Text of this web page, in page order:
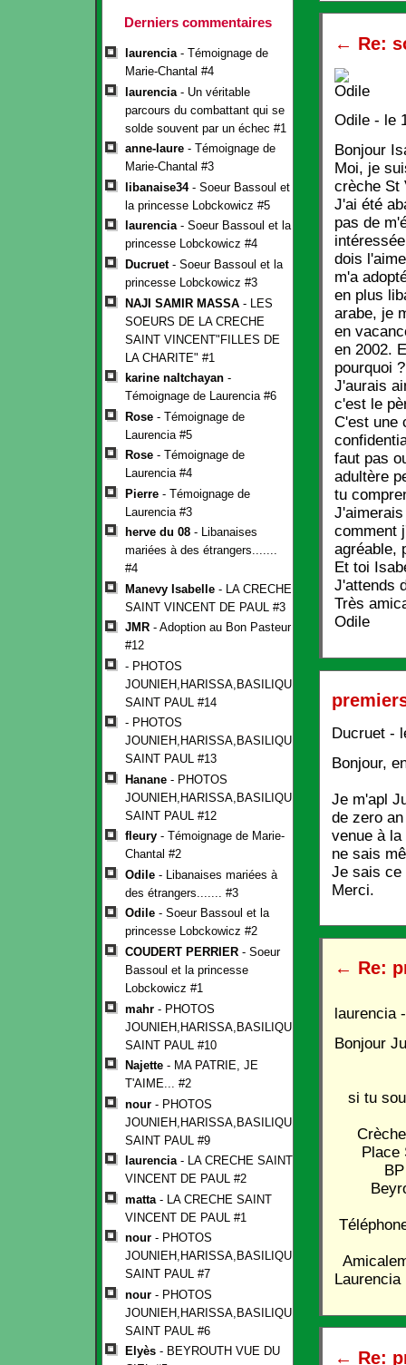
Derniers commentaires
laurencia- Témoignage de
Marie-Chantal #4
laurencia - Un véritable
parcours du combattant qui se
solde souvent par un échec #1
anne-laure - Témoignage de
Marie-Chantal #3
libanaise34- Soeur Bassoul et
la princesse Lobckowicz #5
laurencia- Soeur Bassoul et la
princesse Lobckowicz #4
Ducruet- Soeur Bassoul et la
princesse Lobckowicz #3
NAJI SAMIR MASSA - LES
SOEURS DE LA CRECHE
SAINT VINCENT"FILLES DE
LA CHARITE" #1
karine naltchayan -
Témoignage de Laurencia #6
Rose - Témoignage de
Laurencia #5
Rose - Témoignage de
Laurencia #4
Pierre - Témoignage de
Laurencia #3
herve du 08 - Libanaises
mariées à des étrangers.......
#4
Manevy Isabelle - LA CRECHE
SAINT VINCENT DE PAUL #3
JMR - Adoption au Bon Pasteur
#12
- PHOTOS
JOUNIEH,HARISSA,BASILIQUE
SAINT PAUL #14
- PHOTOS
JOUNIEH,HARISSA,BASILIQUE
SAINT PAUL #13
Hanane - PHOTOS
JOUNIEH,HARISSA,BASILIQUE
SAINT PAUL #12
fleury - Témoignage de Marie-
Chantal #2
Odile - Libanaises mariées à
des étrangers....... #3
Odile - Soeur Bassoul et la
princesse Lobckowicz #2
COUDERT PERRIER - Soeur
Bassoul et la princesse
Lobckowicz #1
mahr - PHOTOS
JOUNIEH,HARISSA,BASILIQUE
SAINT PAUL #10
Najette - MA PATRIE, JE
T'AIME... #2
nour - PHOTOS
JOUNIEH,HARISSA,BASILIQUE
SAINT PAUL #9
laurencia- LA CRECHE SAINT
VINCENT DE PAUL #2
matta - LA CRECHE SAINT
VINCENT DE PAUL #1
nour - PHOTOS
JOUNIEH,HARISSA,BASILIQUE
SAINT PAUL #7
nour - PHOTOS
JOUNIEH,HARISSA,BASILIQUE
SAINT PAUL #6
Elyès - BEYROUTH VUE DU
← Re:
Odile- le
Bonjour
Moi, je
crèche St
J'ai été
pas de
dois
m'a
en plus
arabe, je
en
en 2002.
pourquoi
J'aurais
c'est le
C'est une
faut pas
adultère
tu
comment
agréable,
Et toi
J'attends
Très
Odile
Ducruet -
Bonjour,
Je m'apl
de zero
venue à
ne sais
Je sais ce
Merci.
← Re:
laurencia-
Bonjour
si tu
Crèche
Place
BP
Laurencia
← Re: